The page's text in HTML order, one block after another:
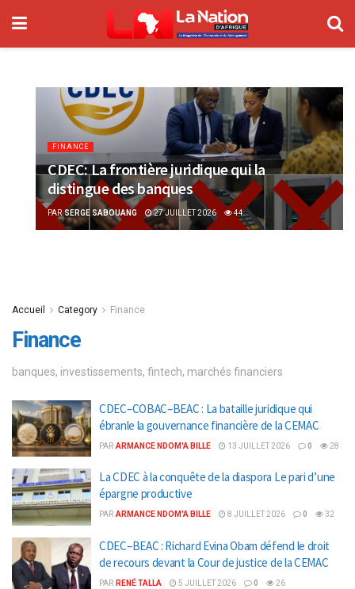
FINANCE
CDEC: La frontière juridique qui la
distingue des banques
PAR SERGE SABOUANG 27 JUILLET 2026 44
Accueil Category Finance
Finance
banques, investissements, fintech, marchés financiers
CDEC–COBAC–BEAC : La bataille juridique qui
ébranle la gouvernance financière de la CEMAC
PAR ARMANCE NDOM'A BILLE 13 JUILLET 2026 0 28
La CDEC à la conquête de la diaspora Le pari d’une
épargne productive
PAR ARMANCE NDOM'A BILLE 8 JUILLET 2026 0 32
CDEC–BEAC : Richard Evina Obam défend le droit
de recours devant la Cour de justice de la CEMAC
PAR RENÉ TALLA 5 JUILLET 2026 0 26